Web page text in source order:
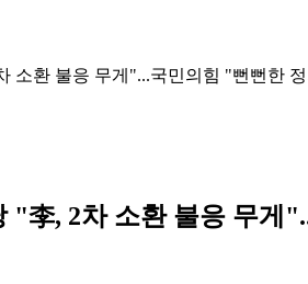
소환 불응 무게"...국민의힘 "뻔뻔한
"李, 2차 소환 불응 무게